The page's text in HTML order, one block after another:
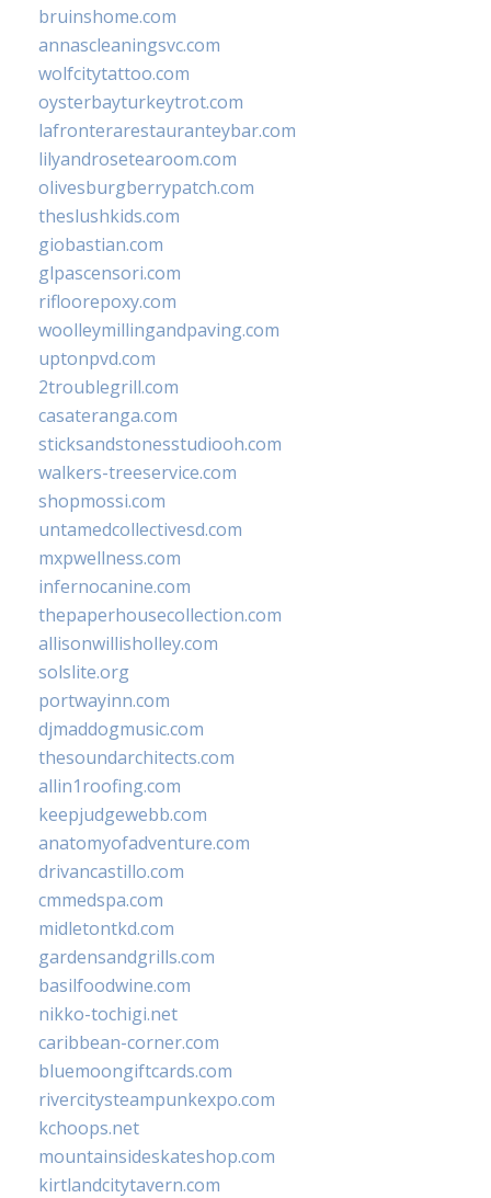
bruinshome.com
annascleaningsvc.com
wolfcitytattoo.com
oysterbayturkeytrot.com
lafronterarestauranteybar.com
lilyandrosetearoom.com
olivesburgberrypatch.com
theslushkids.com
giobastian.com
glpascensori.com
rifloorepoxy.com
woolleymillingandpaving.com
uptonpvd.com
2troublegrill.com
casateranga.com
sticksandstonesstudiooh.com
walkers-treeservice.com
shopmossi.com
untamedcollectivesd.com
mxpwellness.com
infernocanine.com
thepaperhousecollection.com
allisonwillisholley.com
solslite.org
portwayinn.com
djmaddogmusic.com
thesoundarchitects.com
allin1roofing.com
keepjudgewebb.com
anatomyofadventure.com
drivancastillo.com
cmmedspa.com
midletontkd.com
gardensandgrills.com
basilfoodwine.com
nikko-tochigi.net
caribbean-corner.com
bluemoongiftcards.com
rivercitysteampunkexpo.com
kchoops.net
mountainsideskateshop.com
kirtlandcitytavern.com